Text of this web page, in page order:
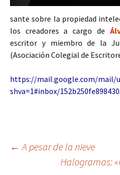
sante sobre la propiedad
los creadores a cargo de
escritor y miembro de la
(Asociación Colegial de
https://mail.google.com/mail/
shva=1#inbox/
← A pesar de la nieve
Halogramas: